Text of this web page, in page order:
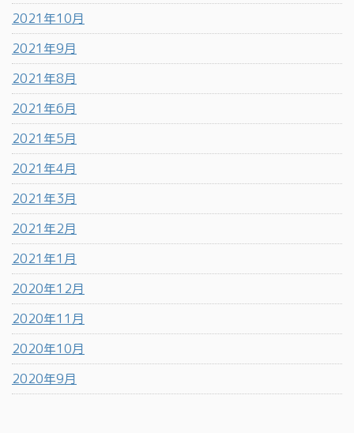
2021年10月
2021年9月
2021年8月
2021年6月
2021年5月
2021年4月
2021年3月
2021年2月
2021年1月
2020年12月
2020年11月
2020年10月
2020年9月